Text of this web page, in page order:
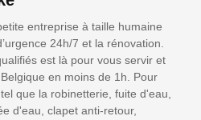
entreprise à taille humaine
24h/7 et la rénovation.
est là pour vous servir et
en moins de 1h. Pour
que la robinetterie, fuite d'eau,
d'eau, clapet anti-retour,